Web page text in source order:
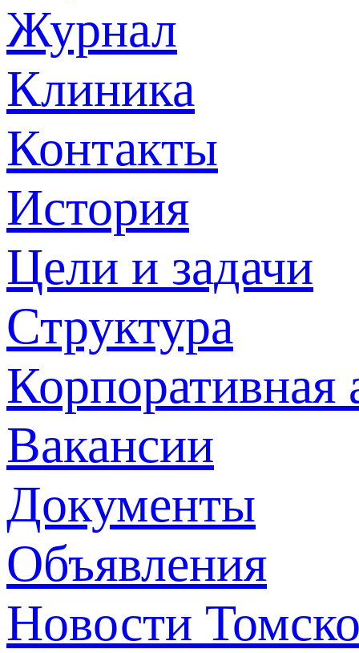
Журнал
Клиника
Контакты
История
Цели и задачи
Структура
Корпоративная
Вакансии
Документы
Объявления
Новости